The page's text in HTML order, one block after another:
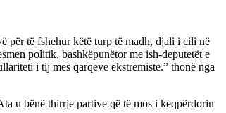
për të fshehur këtë turp të madh, djali i cili në
politik, bashkëpunëtor me ish-deputetët e
i tij mes qarqeve ekstremiste.” thonë nga
u bënë thirrje partive që të mos i keqpërdorin